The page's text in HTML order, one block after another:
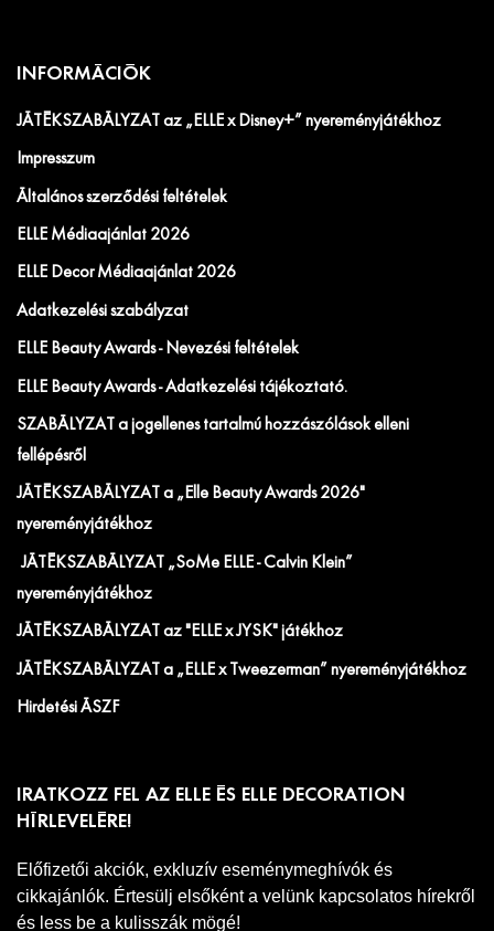
INFORMÁCIÓK
JÁTÉKSZABÁLYZAT az „ELLE x Disney+” nyereményjátékhoz
Impresszum
Általános szerződési feltételek
ELLE Médiaajánlat 2026
ELLE Decor Médiaajánlat 2026
Adatkezelési szabályzat
ELLE Beauty Awards - Nevezési feltételek
ELLE Beauty Awards - Adatkezelési tájékoztató.
SZABÁLYZAT a jogellenes tartalmú hozzászólások elleni
fellépésről
JÁTÉKSZABÁLYZAT a „Elle Beauty Awards 2026"
nyereményjátékhoz
JÁTÉKSZABÁLYZAT „SoMe ELLE - Calvin Klein”
nyereményjátékhoz
JÁTÉKSZABÁLYZAT az "ELLE x JYSK" játékhoz
JÁTÉKSZABÁLYZAT a „ELLE x Tweezerman” nyereményjátékhoz
Hirdetési ÁSZF
IRATKOZZ FEL AZ ELLE ÉS ELLE DECORATION
HÍRLEVELÉRE!
Előfizetői akciók, exkluzív eseménymeghívók és
cikkajánlók. Értesülj elsőként a velünk kapcsolatos hírekről
és less be a kulisszák mögé!